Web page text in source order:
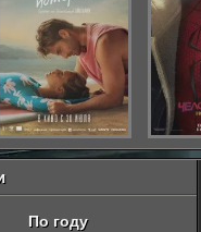
По году